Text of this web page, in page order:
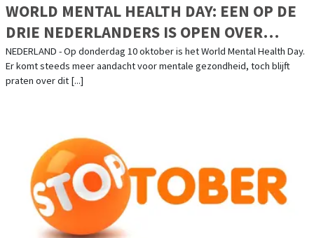
WORLD MENTAL HEALTH DAY: EEN OP DE
DRIE NEDERLANDERS IS OPEN OVER
MENTALE GEZONDHEID
NEDERLAND - Op donderdag 10 oktober is het World Mental Health Day.
Er komt steeds meer aandacht voor mentale gezondheid, toch blijft
praten over dit [...]